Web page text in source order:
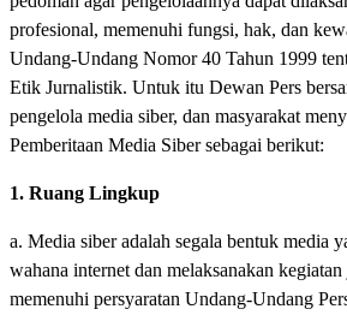
profesional, memenuhi fungsi, hak, dan
Undang-Undang Nomor 40 Tahun 1999
Etik Jurnalistik. Untuk itu Dewan Pers
pengelola media siber, dan masyarakat
Pemberitaan Media Siber sebagai berikut:
1. Ruang Lingkup
a. Media siber adalah segala bentuk media
wahana internet dan melaksanakan
memenuhi persyaratan Undang-Undang